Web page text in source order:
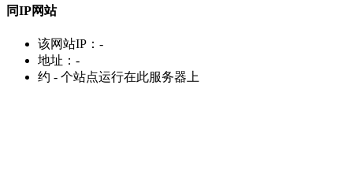
同IP网站
该网站IP： -
地址： -
约 - 个站点运行在此服务器上